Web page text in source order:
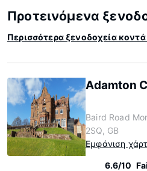
Προτεινόμενα
Περισσότερα ξενοδοχεία
Adamton
Baird Road
2SQ, GB
Εμφάνιση
6.6/10